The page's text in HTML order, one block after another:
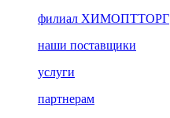
филиал ХИМОПТТОРГ
наши поставщики
услуги
партнерам